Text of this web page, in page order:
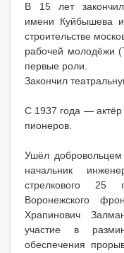
В 15 лет
имени Куйбышева и
строительстве
рабочей молодёжи
первые роли.
Закончил
С 1937 года — актёр
пионеров.
Ушёл
начальник
стрелкового 25
Воронежского
Храпинович
участие в
обеспечения